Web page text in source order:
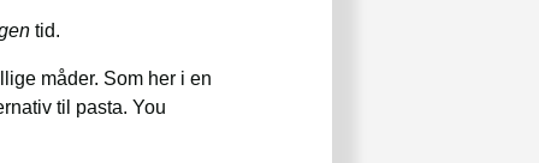
tid.
måder. Som her i en
til pasta. You